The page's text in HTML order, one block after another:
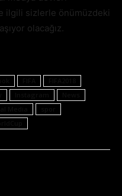
ilgili sizlerle önümüzdeki
olacağız.